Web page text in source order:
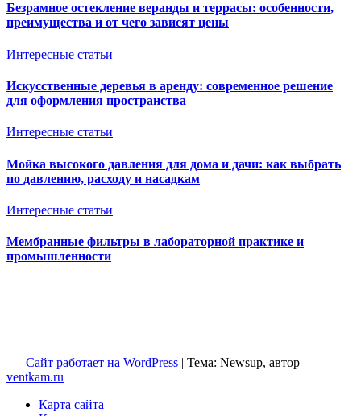
Безрамное остекление веранды и террасы: особенности,
преимущества и от чего зависят цены
Интересные статьи
Искусственные деревья в аренду: современное решение
для оформления пространства
Интересные статьи
Мойка высокого давления для дома и дачи: как выбрать
по давлению, расходу и насадкам
Интересные статьи
Мембранные фильтры в лабораторной практике и
промышленности
Сайт работает на WordPress | Тема: Newsup, автор
ventkam.ru
Карта сайта